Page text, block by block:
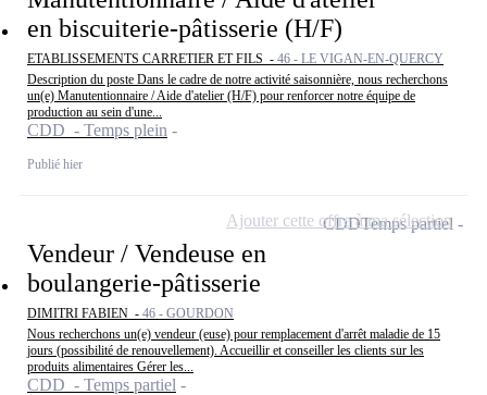
en biscuiterie-pâtisserie (H/F)
ETABLISSEMENTS CARRETIER ET FILS - 46 - LE VIGAN-EN-QUERCY
Description du poste Dans le cadre de notre activité saisonnière, nous recherchons
un(e) Manutentionnaire / Aide d'atelier (H/F) pour renforcer notre équipe de
production au sein d'une...
CDD - Temps plein
Publié hier
Vendeur / Vendeuse en
boulangerie-pâtisserie
DIMITRI FABIEN - 46 - GOURDON
Nous recherchons un(e) vendeur (euse) pour remplacement d'arrêt maladie de 15
jours (possibilité de renouvellement). Accueillir et conseiller les clients sur les
produits alimentaires Gérer les...
CDD - Temps partiel
CDDTemps partiel
Ajouter cette offre à ma sélection